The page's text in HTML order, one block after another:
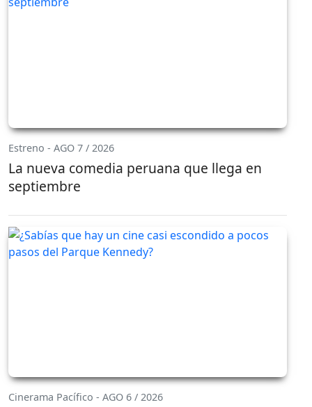
Estreno - AGO 7 / 2026
La nueva comedia peruana que llega en
septiembre
Cinerama Pacífico - AGO 6 / 2026